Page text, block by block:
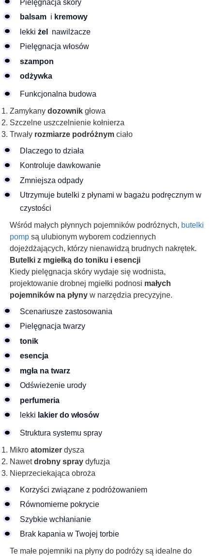
Pielęgnacja skóry
balsam i kremowy
lekki żel
nawilżacze
Pielęgnacja włosów
szampon
odżywka
Funkcjonalna budowa
Zamykany dozownik głowa
Szczelne uszczelnienie kołnierza
Trwały rozmiarze podróżnym ciało
Dlaczego to działa
Kontroluje dawkowanie
Zmniejsza odpady
Utrzymuje butelki z płynami w bagażu podręcznym w
czystości
Wśród małych płynnych pojemników podróżnych, butelki
pomp są ulubionym wyborem codziennych
dojeżdżających, którzy nienawidzą brudnych nakrętek.
Butelki z mgiełką do toniku i esencji
Kiedy pielęgnacja skóry wydaje się wodnista,
projektowanie drobnej mgiełki podnosi małych
pojemników na płyny w narzędzia precyzyjne.
Scenariusze zastosowania
Pielęgnacja twarzy
tonik
esencja
mgła na twarz
Odświeżenie urody
perfumeria
lekki lakier do włosów
Struktura systemu spray
Mikro atomizer dysza
Nawetdrobny spray dyfuzja
Nieprzeciekająca obroża
Korzyści związane z podróżowaniem
Równomierne pokrycie
Szybkie wchłanianie
Brak kapania w Twojej torbie
Te małe pojemniki na płyny do podróży są idealne do